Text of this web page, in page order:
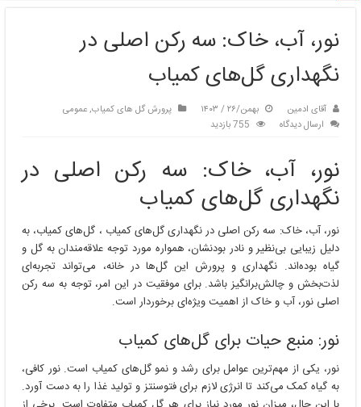
نور، آب، خاک: سه رکن اصلی در
نگهداری گل‌های کمیاب
آقای ادمین بهمن/۲۶ / ۱۴۰۳ پرورش گل های کمیاب,عمومی
ارسال دیدگاه
755 بازدید
نور، آب، خاک: سه رکن اصلی در
نگهداری گل‌های کمیاب
نور، آب، خاک: سه رکن اصلی در نگهداری گل‌های کمیاب ، گل‌های کمیاب، به
دلیل زیبایی بی‌نظیر و نادر بودنشان، همواره مورد توجه علاقه‌مندان به گل و
گیاه بوده‌اند. نگهداری و پرورش این گل‌ها در خانه، می‌تواند تجربه‌ای
لذت‌بخش و چالش‌برانگیز باشد. برای موفقیت در این امر، توجه به سه رکن
اصلی نور، آب و خاک از اهمیت ویژه‌ای برخوردار است.
نور: منبع حیات برای گل‌های کمیاب
نور، یکی از مهم‌ترین عوامل برای رشد و نمو گل‌های کمیاب است. نور کافی،
به گیاه کمک می‌کند تا انرژی لازم برای فتوسنتز و تولید غذا را به دست آورد.